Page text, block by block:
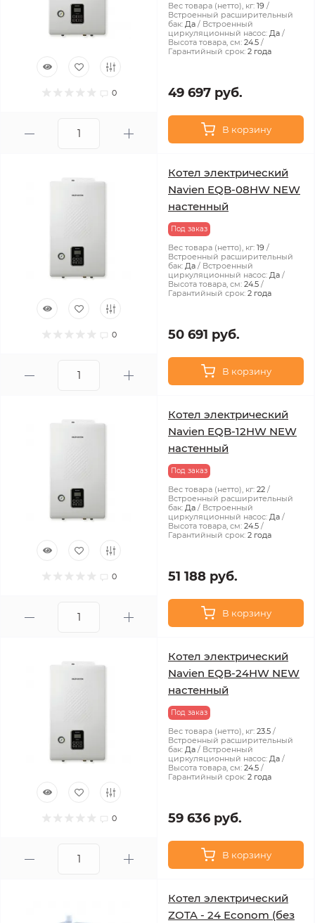
0
Вес товара (нетто), кг: 19
Встроенный расширительный
бак: Да
Встроенный
циркуляционный насос: Да
Высота товара, см: 24.5
Гарантийный срок: 2 года
49 697 руб.
В корзину
0
Котел электрический
Navien EQB-08HW NEW
настенный
Под заказ
Вес товара (нетто), кг: 19
Встроенный расширительный
бак: Да
Встроенный
циркуляционный насос: Да
Высота товара, см: 24.5
Гарантийный срок: 2 года
50 691 руб.
В корзину
0
Котел электрический
Navien EQB-12HW NEW
настенный
Под заказ
Вес товара (нетто), кг: 22
Встроенный расширительный
бак: Да
Встроенный
циркуляционный насос: Да
Высота товара, см: 24.5
Гарантийный срок: 2 года
51 188 руб.
В корзину
0
Котел электрический
Navien EQB-24HW NEW
настенный
Под заказ
Вес товара (нетто), кг: 23.5
Встроенный расширительный
бак: Да
Встроенный
циркуляционный насос: Да
Высота товара, см: 24.5
Гарантийный срок: 2 года
59 636 руб.
В корзину
Котел электрический
ZOTA - 24 Econom (без